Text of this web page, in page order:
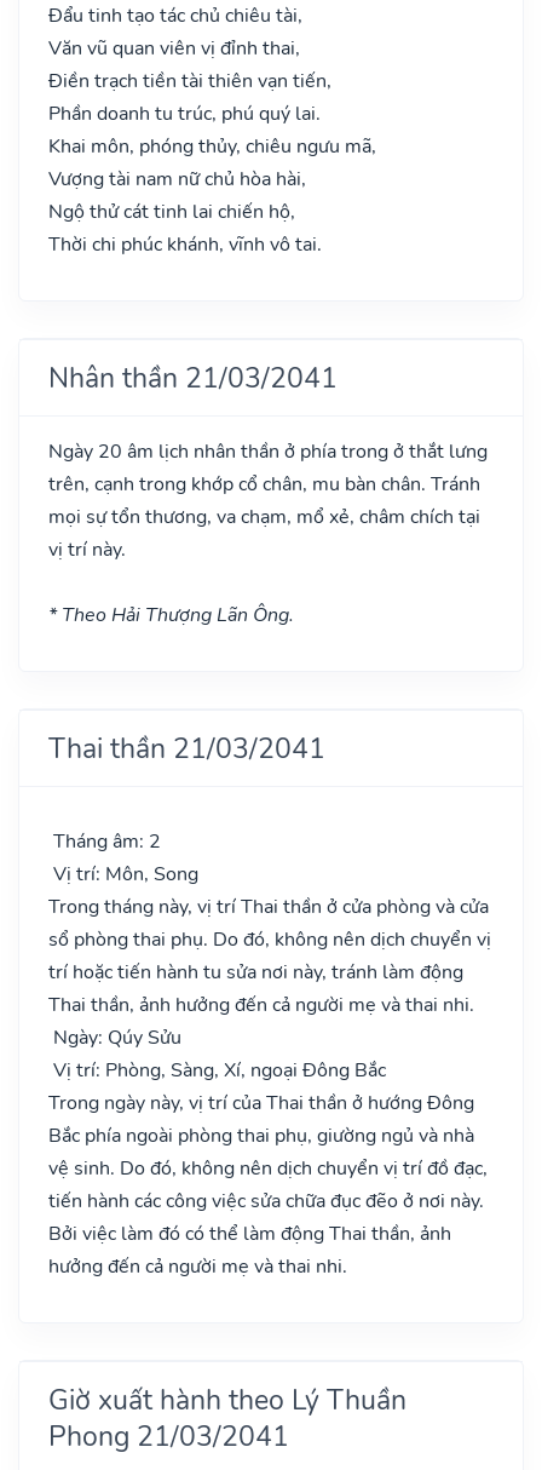
Đẩu tinh tạo tác chủ chiêu tài,
Văn vũ quan viên vị đỉnh thai,
Điền trạch tiền tài thiên vạn tiến,
Phần doanh tu trúc, phú quý lai.
Khai môn, phóng thủy, chiêu ngưu mã,
Vượng tài nam nữ chủ hòa hài,
Ngộ thử cát tinh lai chiến hộ,
Thời chi phúc khánh, vĩnh vô tai.
Nhân thần 21/03/2041
Ngày 20 âm lịch nhân thần ở phía trong ở thắt lưng
trên, cạnh trong khớp cổ chân, mu bàn chân. Tránh
mọi sự tổn thương, va chạm, mổ xẻ, châm chích tại
vị trí này.
* Theo Hải Thượng Lãn Ông.
Thai thần 21/03/2041
Tháng âm: 2
Vị trí: Môn, Song
Trong tháng này, vị trí Thai thần ở cửa phòng và cửa
sổ phòng thai phụ. Do đó, không nên dịch chuyển vị
trí hoặc tiến hành tu sửa nơi này, tránh làm động
Thai thần, ảnh hưởng đến cả người mẹ và thai nhi.
Ngày: Qúy Sửu
Vị trí: Phòng, Sàng, Xí, ngoại Đông Bắc
Trong ngày này, vị trí của Thai thần ở hướng Đông
Bắc phía ngoài phòng thai phụ, giường ngủ và nhà
vệ sinh. Do đó, không nên dịch chuyển vị trí đồ đạc,
tiến hành các công việc sửa chữa đục đẽo ở nơi này.
Bởi việc làm đó có thể làm động Thai thần, ảnh
hưởng đến cả người mẹ và thai nhi.
Giờ xuất hành theo Lý Thuần
Phong 21/03/2041